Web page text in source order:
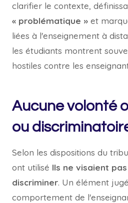
clarifier le contexte,
« problématique » et
liées à l'enseignement à
les étudiants montrent
hostiles contre les
Aucune volonté
ou
Selon les dispositions du
ont utilisé Ils ne visaient
discriminer. Un élément
comportement de